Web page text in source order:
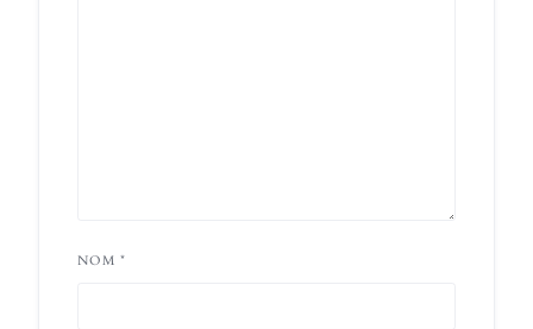
NOM *